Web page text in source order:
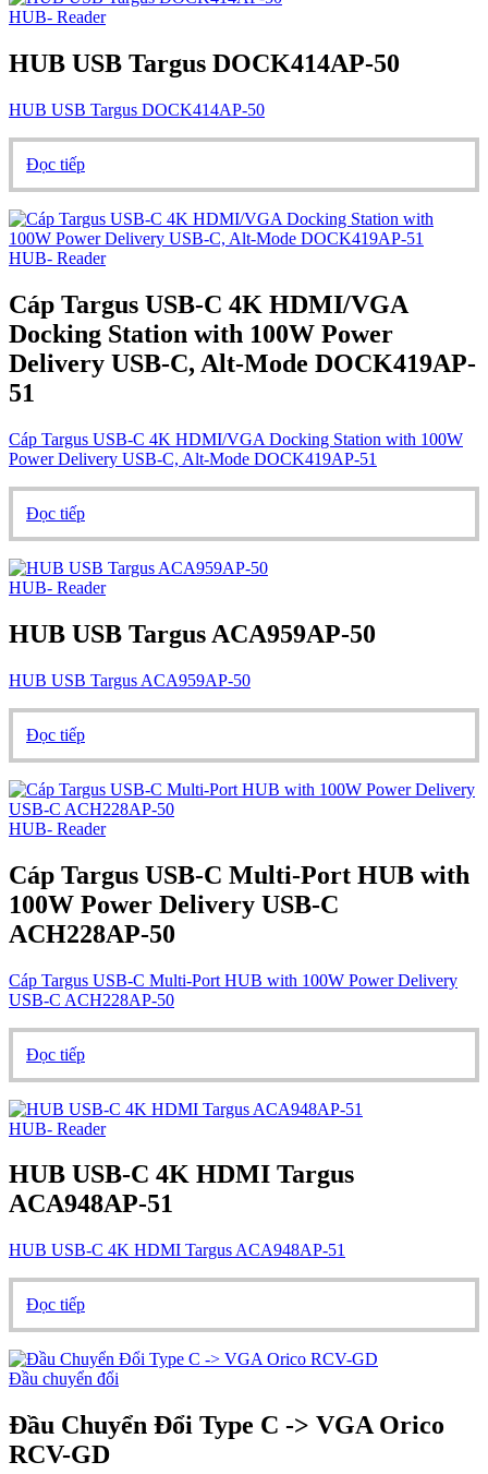
HUB- Reader
HUB USB Targus DOCK414AP-50
HUB USB Targus DOCK414AP-50
Đọc tiếp
HUB- Reader
Cáp Targus USB-C 4K HDMI/VGA
Docking Station with 100W Power
Delivery USB-C, Alt-Mode DOCK419AP-
51
Cáp Targus USB-C 4K HDMI/VGA Docking Station with 100W
Power Delivery USB-C, Alt-Mode DOCK419AP-51
Đọc tiếp
HUB- Reader
HUB USB Targus ACA959AP-50
HUB USB Targus ACA959AP-50
Đọc tiếp
HUB- Reader
Cáp Targus USB-C Multi-Port HUB with
100W Power Delivery USB-C
ACH228AP-50
Cáp Targus USB-C Multi-Port HUB with 100W Power Delivery
USB-C ACH228AP-50
Đọc tiếp
HUB- Reader
HUB USB-C 4K HDMI Targus
ACA948AP-51
HUB USB-C 4K HDMI Targus ACA948AP-51
Đọc tiếp
Đầu chuyển đổi
Đầu Chuyển Đổi Type C -> VGA Orico
RCV-GD